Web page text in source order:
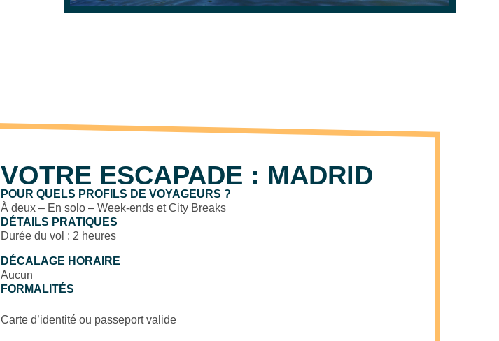
VOTRE ESCAPADE : MADRID
POUR QUELS PROFILS DE VOYAGEURS ?
À deux – En solo – Week-ends et City Breaks
DÉTAILS PRATIQUES
Durée du vol : 2 heures
DÉCALAGE HORAIRE
Aucun
FORMALITÉS
Carte d’identité ou passeport valide